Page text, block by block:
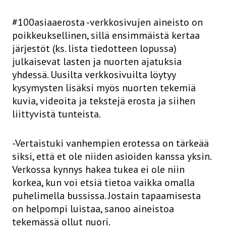
#100asiaaerosta -verkkosivujen aineisto on
poikkeuksellinen, sillä ensimmäistä kertaa
järjestöt (ks. lista tiedotteen lopussa)
julkaisevat lasten ja nuorten ajatuksia
yhdessä. Uusilta verkkosivuilta löytyy
kysymysten lisäksi myös nuorten tekemiä
kuvia, videoita ja tekstejä erosta ja siihen
liittyvistä tunteista.
-Vertaistuki vanhempien erotessa on tärkeää
siksi, että et ole niiden asioiden kanssa yksin.
Verkossa kynnys hakea tukea ei ole niin
korkea, kun voi etsiä tietoa vaikka omalla
puhelimella bussissa. Jostain tapaamisesta
on helpompi luistaa, sanoo aineistoa
tekemässä ollut nuori.